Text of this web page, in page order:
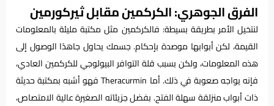
الفرق الجوهري: الكركمين مقابل ثيركورمين
لنتخيل الأمر بطريقة بسيطة: فالكركمين مثل مكتبة مليئة بالمعلومات
القيمة، لكن أبوابها موصدة بإحكام. جسمك يحاول جاهدًا الوصول إلى
هذه المعلومات، ولكن بسبب قلة التوافر البيولوجي للكركمين العادي،
فإنه يواجه صعوبة في ذلك. أما Theracurmin فهو أشبه بمكتبة حديثة
ذات أبواب منزلقة سهلة الفتح. بفضل جزيئاته الصغيرة عالية الامتصاص،